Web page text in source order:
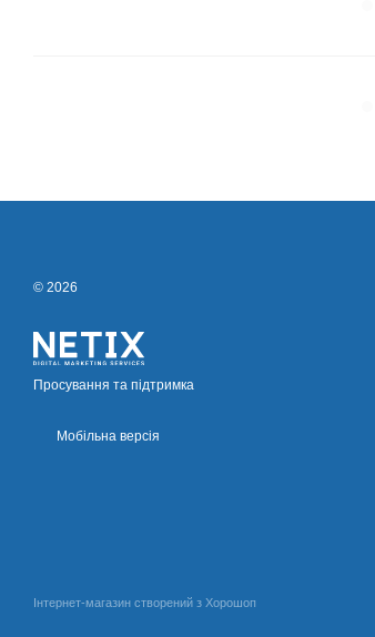
© 2026
Просування та підтримка
Мобільна версія
Інтернет-магазин створений з Хорошоп